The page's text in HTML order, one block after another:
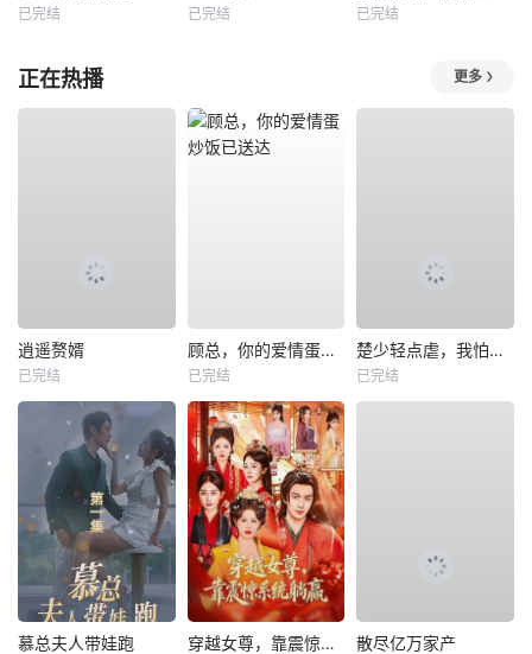
已完结 已完结 已完结
正在热播 更多
逍遥赘婿
已完结
顾总，你的爱情蛋炒饭已送达
已完结
楚少轻点虐，我怕夫人受不住
已完结
慕总夫人带娃跑 穿越女尊，靠震惊系统躺赢 散尽亿万家产